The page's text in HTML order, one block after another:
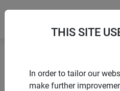
Accueil
Protection
Sac de jute coloré
THIS SITE
In order to tailor our
make further